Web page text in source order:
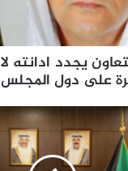
يجدد ادانته
على دول المجلس